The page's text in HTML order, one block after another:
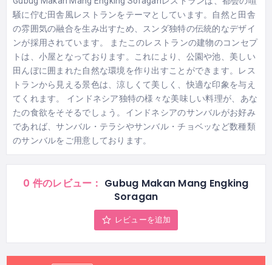
騒に佇む田舎風レストランをテーマとしています。自然と田舎
の雰囲気の融合を生み出すため、スンダ独特の伝統的なデザイ
ンが採用されています。 またこのレストランの建物のコンセプ
トは、小屋となっております。これにより、公園や池、美しい
田んぼに囲まれた自然な環境を作り出すことができます。レス
トランから見える景色は、涼しくて美しく、快適な印象を与え
てくれます。 インドネシア独特の様々な美味しい料理が、あな
たの食欲をそそるでしょう。インドネシアのサンバルがお好み
であれば、サンバル・テラシやサンバル・チョベッなど数種類
のサンバルをご用意しております。
0 件のレビュー： Gubug Makan Mang Engking
Soragan
レビューを追加